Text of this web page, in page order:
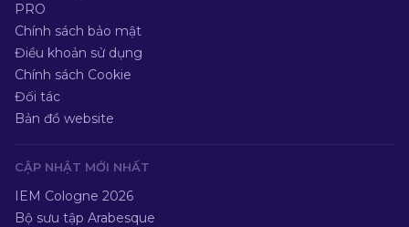
PRO
Chính sách bảo mật
Điều khoản sử dụng
Chính sách Cookie
Đối tác
Bản đồ website
CẬP NHẬT MỚI NHẤT
IEM Cologne 2026
Bộ sưu tập Arabesque